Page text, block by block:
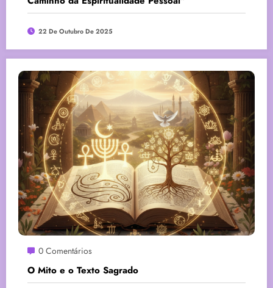
22 De Outubro De 2025
0 Comentários
O Mito e o Texto Sagrado